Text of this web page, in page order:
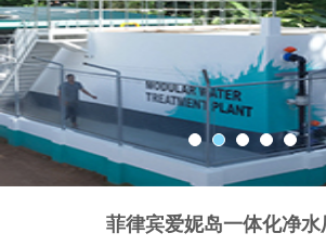
菲律宾爱妮岛一体化净水